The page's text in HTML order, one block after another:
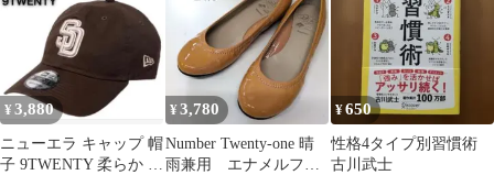
HPS2SKDR3 0
¥ 3,880
ニューエラ キャップ 帽
子 9TWENTY 柔らか パ
¥3,780
Number Twenty-one 晴
雨兼用 エナメルフラ
¥650
性格4タイプ別習慣術
古川武士